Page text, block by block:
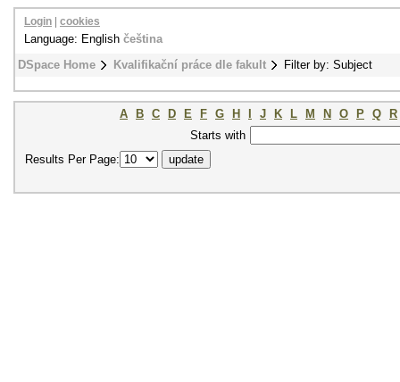
DSpace Home Kvalifikační práce dle fakult Filter by: Subject
Login cookies
Language: English čeština
A B C D E F G H J K L M N O P Q
R
Starts with
Results Per Page: